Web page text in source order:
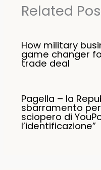
Related
How military
game changer
trade deal
Pagella – la
sbarramento
sciopero di
l’identificazione”